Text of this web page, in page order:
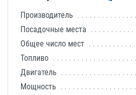
Производитель
Посадочные места
Общее число мест
Топливо
Двигатель
Мощность